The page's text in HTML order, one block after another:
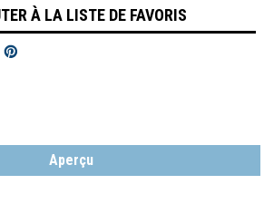
À LA LISTE DE FAVORIS
Aperçu